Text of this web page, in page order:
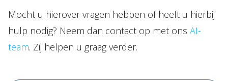
Mocht u hierover vragen hebben of heeft u hierbij
hulp nodig? Neem dan contact op met ons AI-
team. Zij helpen u graag verder.